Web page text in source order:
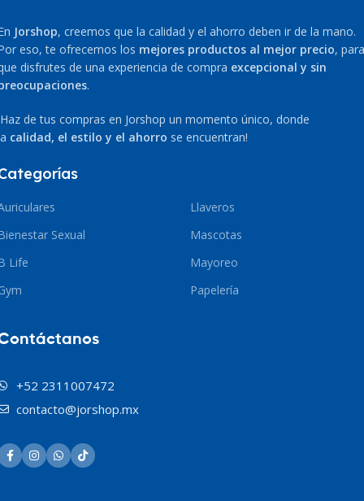
Jorshop, creemos que la calidad y el ahorro deben ir de la mano.
eso, te ofrecemos los mejores productos al mejor precio, para
disfrutes de una experiencia de compra excepcional y sin
.
de tus compras en Jorshop un momento único, donde
calidad, el estilo y el ahorro se encuentran!
Sexual
Life
Llaveros
Mascotas
Mayoreo
Papelería
+52 2311007472
contacto@jorshop.mx